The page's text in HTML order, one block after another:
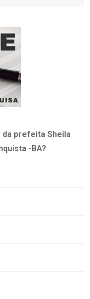
da prefeita Sheila
-BA?